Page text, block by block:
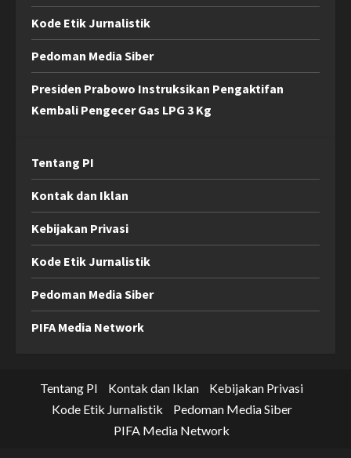
Kode Etik Jurnalistik
Pedoman Media Siber
Presiden Prabowo Instruksikan Pengaktifan
Kembali Pengecer Gas LPG 3 Kg
Tentang PI
Kontak dan Iklan
Kebijakan Privasi
Kode Etik Jurnalistik
Pedoman Media Siber
PIFA Media Network
Tentang PI Kontak dan Iklan
Kebijakan Privasi
Kode Etik Jurnalistik
Pedoman Media Siber
PIFA Media Network